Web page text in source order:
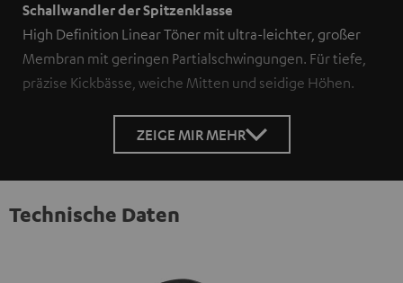
Schallwandler der Spitzenklasse
High Definition Linear Töner mit ultra-leichter, großer
Membran mit geringen Partialschwingungen. Für tiefe,
präzise Kickbässe, weiche Mitten und seidige Höhen.
ZEIGE MIR MEHR
Technische Daten